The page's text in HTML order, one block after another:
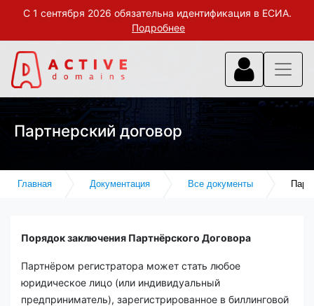
С 1 сентября 2026 обязательна идентификация в ЕСИА.
Подробнее
Партнерский договор
Главная Документация Все документы
Порядок заключения Партнёрского Договора
Партнёром регистратора может стать любое
юридическое лицо (или индивидуальный
предприниматель), зарегистрированное в биллинговой